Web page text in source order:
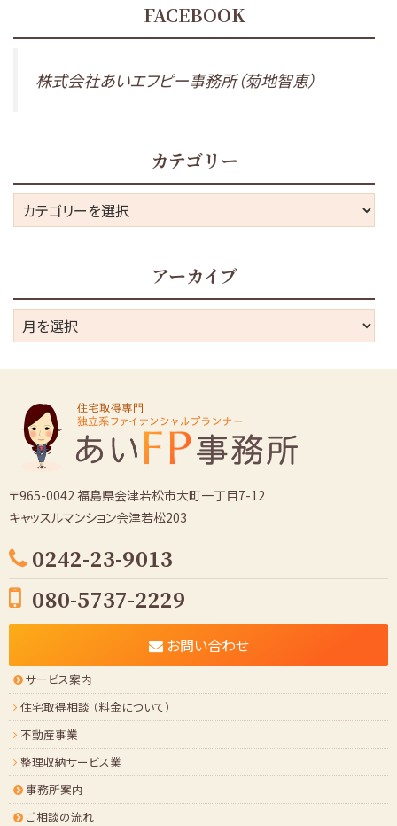
FACEBOOK
株式会社あいエフピー事務所（菊地智恵）
カテゴリー
カ
テ
ー
アーカイブ
ー
カ
〒965-0042 福島県会津若松市大町一丁目7-12
キャッスルマンション会津若松203
0242-23-9013
080-5737-2229
お問い合わせ
サービス案内
住宅取得相談 （料金について）
不動産事業
整理収納サービス業
事務所案内
ご相談の流れ